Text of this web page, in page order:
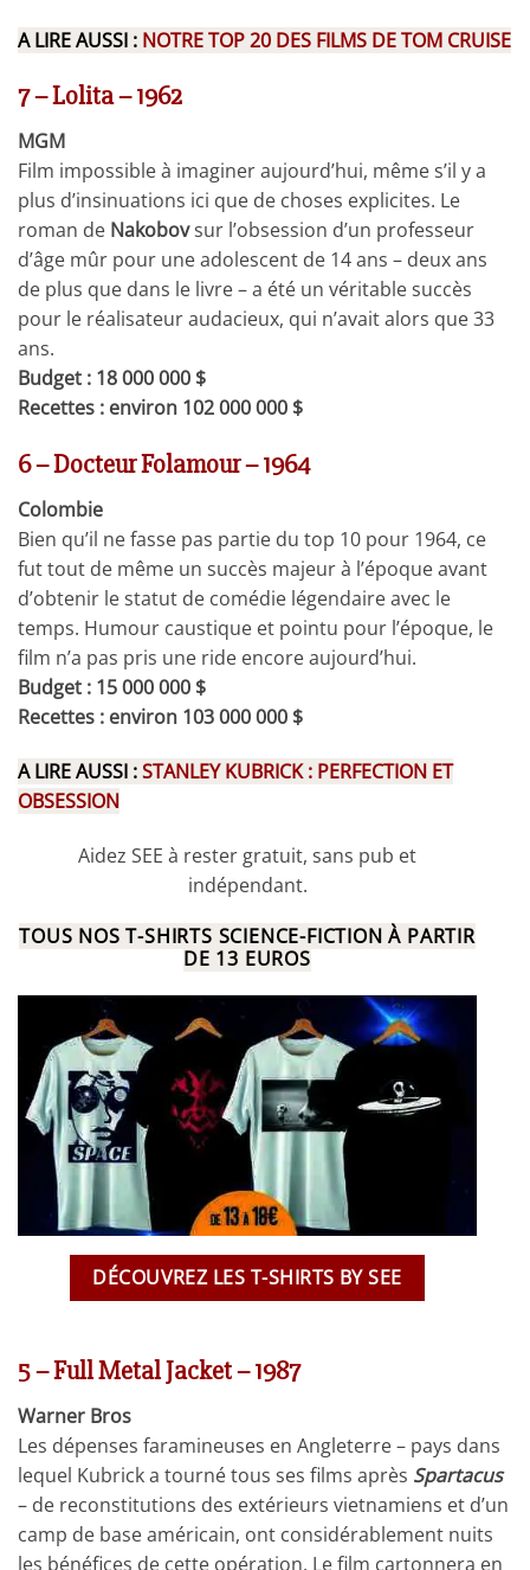
A LIRE AUSSI : NOTRE TOP 20 DES FILMS DE TOM CRUISE
7 – Lolita – 1962
MGM
Film impossible à imaginer aujourd’hui, même s’il y a
plus d’insinuations ici que de choses explicites. Le
roman de Nakobovsur l’obsession d’un professeur
d’âge mûr pour une adolescent de 14 ans – deux ans
de plus que dans le livre – a été un véritable succès
pour le réalisateur audacieux, qui n’avait alors que 33
ans.
Budget : 18 000 000 $
Recettes : environ 102 000 000 $
6 – Docteur Folamour – 1964
Colombie
Bien qu’il ne fasse pas partie du top 10 pour 1964, ce
fut tout de même un succès majeur à l’époque avant
d’obtenir le statut de comédie légendaire avec le
temps. Humour caustique et pointu pour l’époque, le
film n’a pas pris une ride encore aujourd’hui.
Budget : 15 000 000 $
Recettes : environ 103 000 000 $
A LIRE AUSSI :STANLEY KUBRICK : PERFECTION ET
OBSESSION
Aidez SEE à rester gratuit, sans pub et
indépendant.
TOUS NOS T-SHIRTS SCIENCE-FICTION À PARTIR
DE 13 EUROS
DÉCOUVREZ LES T-SHIRTS BY SEE
5 – Full Metal Jacket – 1987
Warner Bros
Les dépenses faramineuses en Angleterre – pays dans
lequel Kubrick a tourné tous ses films après Spartacus
– de reconstitutions des extérieurs vietnamiens et d’un
camp de base américain, ont considérablement nuits
les bénéfices de cette opération. Le film cartonnera en